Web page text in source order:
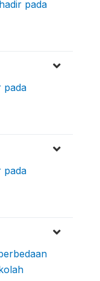
pada
pada
pada